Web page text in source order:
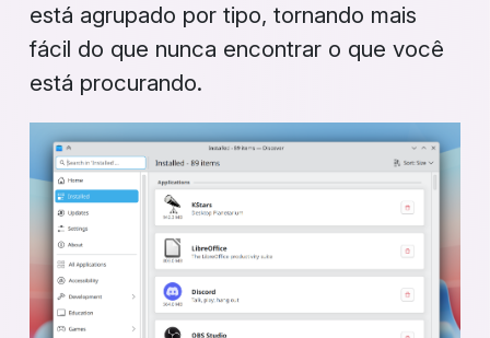
está agrupado por tipo, tornando mais
fácil do que nunca encontrar o que você
está procurando.